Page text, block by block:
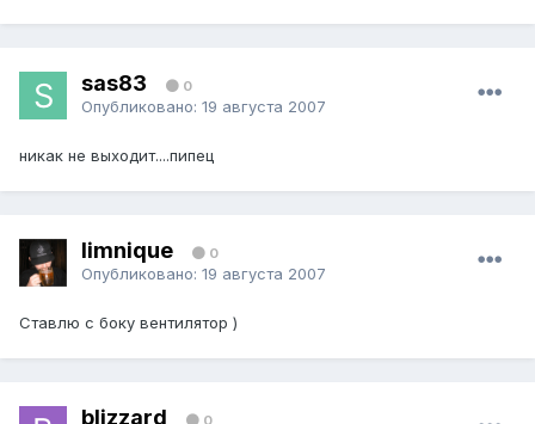
sas83 0
Опубликовано: 19 августа 2007
никак не выходит....пипец
limnique 0
Опубликовано: 19 августа 2007
Ставлю с боку вентилятор )
blizzard 0